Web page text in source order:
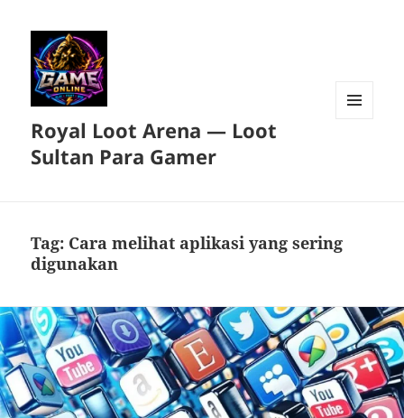
Royal Loot Arena — Loot
Sultan Para Gamer
Tag: Cara melihat aplikasi yang sering
digunakan